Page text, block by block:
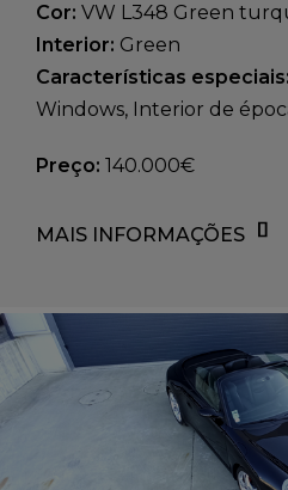
Cor: VW L348 Green
Interior: Green
Características especiais:
Windows, Interior de
Preço: 140.000€
MAIS INFORMAÇÕES